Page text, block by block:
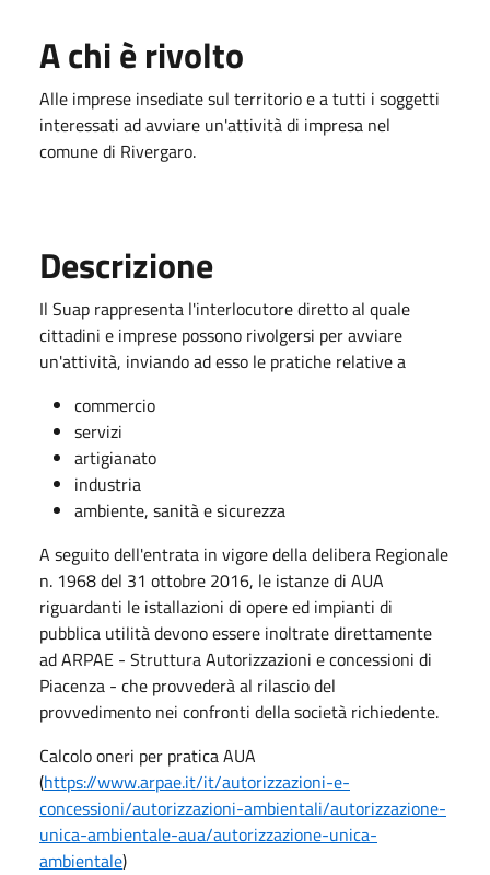
A chi è rivolto
Alle imprese insediate sul territorio e a tutti i soggetti
interessati ad avviare un'attività di impresa nel
comune di Rivergaro.
Descrizione
Il Suap rappresenta l'interlocutore diretto al quale
cittadini e imprese possono rivolgersi per avviare
un'attività, inviando ad esso le pratiche relative a
commercio
servizi
artigianato
industria
ambiente, sanità e sicurezza
A seguito dell'entrata in vigore della delibera Regionale
n. 1968 del 31 ottobre 2016, le istanze di AUA
riguardanti le istallazioni di opere ed impianti di
pubblica utilità devono essere inoltrate direttamente
ad ARPAE - Struttura Autorizzazioni e concessioni di
Piacenza - che provvederà al rilascio del
provvedimento nei confronti della società richiedente.
Calcolo oneri per pratica AUA
(https://www.arpae.it/it/autorizzazioni-e-
concessioni/autorizzazioni-ambientali/autorizzazione-
unica-ambientale-aua/autorizzazione-unica-
ambientale)